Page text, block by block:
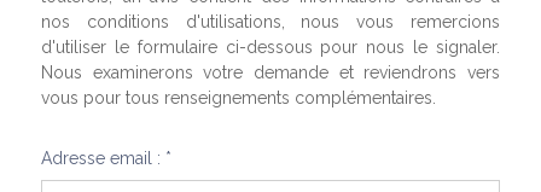
nos conditions d'utilisations, nous vous remercions
d'utiliser le formulaire ci-dessous pour nous le signaler.
Nous examinerons votre demande et reviendrons vers
vous pour tous renseignements complémentaires.
Adresse email : *